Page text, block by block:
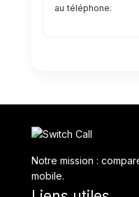
au téléphone.
Notre mission :
mobile.